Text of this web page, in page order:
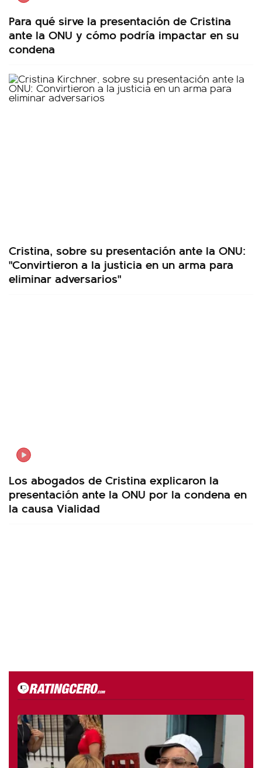
Para qué sirve la presentación de Cristina
ante la ONU y cómo podría impactar en su
condena
Cristina, sobre su presentación ante la ONU:
"Convirtieron a la justicia en un arma para
eliminar adversarios"
Los abogados de Cristina explicaron la
presentación ante la ONU por la condena en
la causa Vialidad